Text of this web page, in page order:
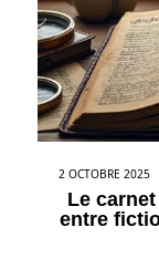
2 OCTOBRE 2025
Le
entre